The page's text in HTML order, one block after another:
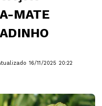
MATE
16/11/2025 20:22